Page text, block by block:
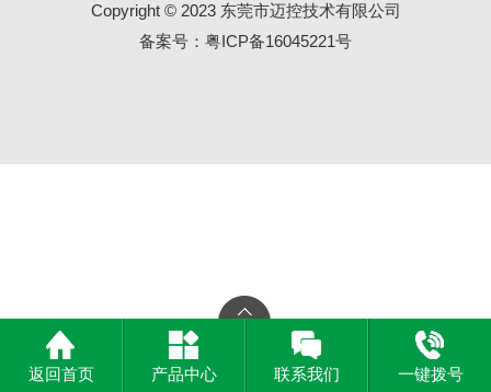
Copyright © 2023 东莞市迈控技术有限公司
备案号：粤ICP备16045221号
返回首页 产品中心 联系我们 一键拨号